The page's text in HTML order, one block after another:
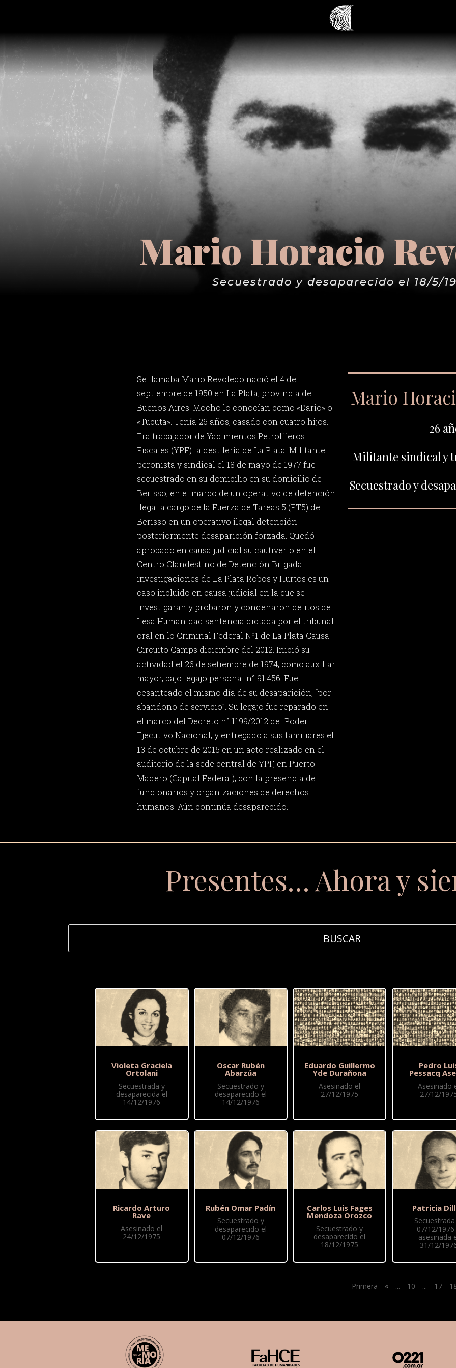
Mario Horacio
Secuestrado y desaparecido el 18/5/
Se llamaba Mario Revoledo nació el 4 de
septiembre de 1950 en La Plata, provincia de
Buenos Aires. Mocho lo conocían como «Dario» o
«Tucuta». Tenía 26 años, casado con cuatro hijos.
Era trabajador de Yacimientos Petrolíferos
Fiscales (YPF) la destilería de La Plata. Militante
peronista y sindical el 18 de mayo de 1977 fue
secuestrado en su domicilio en su domicilio de
Berisso, en el marco de un operativo de detención
ilegal a cargo de la Fuerza de Tareas 5 (FT5) de
Berisso en un operativo ilegal detención
posteriormente desaparición forzada. Quedó
aprobado en causa judicial su cautiverio en el
Centro Clandestino de Detención Brigada
investigaciones de La Plata Robos y Hurtos es un
caso incluido en causa judicial en la que se
investigaran y probaron y condenaron delitos de
Lesa Humanidad sentencia dictada por el tribunal
oral en lo Criminal Federal Nº1 de La Plata Causa
Circuito Camps diciembre del 2012. Inició su
actividad el 26 de setiembre de 1974, como auxiliar
mayor, bajo legajo personal n° 91.456. Fue
cesanteado el mismo día de su desaparición, “por
abandono de servicio”. Su legajo fue reparado en
el marco del Decreto n° 1199/2012 del Poder
Ejecutivo Nacional, y entregado a sus familiares el
13 de octubre de 2015 en un acto realizado en el
auditorio de la sede central de YPF, en Puerto
Madero (Capital Federal), con la presencia de
funcionarios y organizaciones de derechos
humanos. Aún continúa desaparecido.
Mario
26
Militante sindical y
Secuestrado y
Presentes… Ahora y
Violeta Graciela
Ortolani
Secuestrada y
desaparecida el
14/12/1976
Ricardo Arturo
Rave
Asesinado el
24/12/1975
Oscar Rubén
Abarzúa
Secuestrado y
desaparecido el
14/12/1976
Rubén Omar Padín
Secuestrado y
desaparecido el
07/12/1976
Eduardo Guillermo
Yde Durañona
Asesinado el
27/12/1975
Carlos Luis Fages
Mendoza Orozco
Secuestrado y
desaparecido el
18/12/1975
Pedro
Pessacq
Asesinado
27/12/
Patricia
07/12/1976
asesinada
31/12/
Primera « ... 10 ... 17